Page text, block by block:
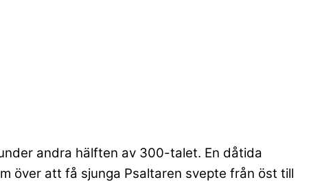
andra hälften av 300-talet. En dåtida
över att få sjunga Psaltaren svepte från öst till